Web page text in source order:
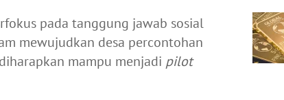
pada tanggung jawab sosial
mewujudkan desa percontohan
mampu menjadi pilot